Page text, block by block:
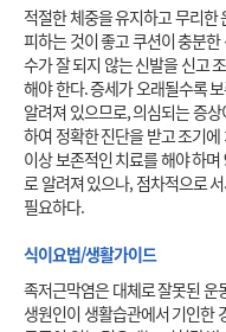
적절한 체중을 유지하고 무리한
피하는 것이 좋고 쿠션이 충분
수가 잘 되지 않는 신발을 신고
해야 한다. 증세가 오래될수록
알려져 있으므로, 의심되는 증
하여 정확한 진단을 받고 조기
이상 보존적인 치료를 해야 하
로 알려져 있으나, 점차적으로
필요하다.
식이요법/생활가이드
족저근막염은 대체로 잘못된 운
생원인이 생활습관에서 기인한